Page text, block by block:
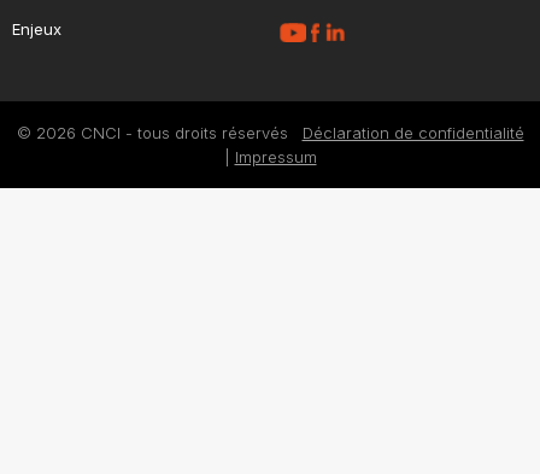
Enjeux
© 2026 CNCI - tous droits réservés Déclaration de confidentialité
Impressum